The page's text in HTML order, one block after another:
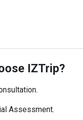
IZTrip?
Assessment.